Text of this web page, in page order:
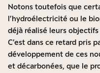
Notons toutefois que
l’hydroélectricité ou le
déjà réalisé leurs objectifs
C’est dans ce retard pris
développement de ces
et décarbonées, que le